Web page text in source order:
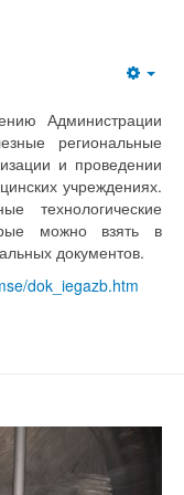
Администрации
региональные
и проведении
учреждениях.
технологические
можно взять в
документов.
dok_iegazb.htm